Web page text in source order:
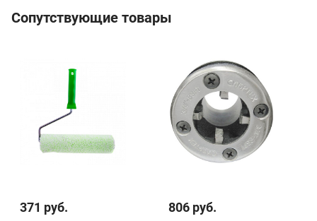
Сопутствующие товары
371 руб. 806 руб.